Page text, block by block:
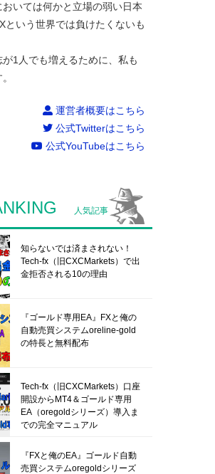
いては何かと立場の弱い日本
という世界では負けたくないも
が1人でも増えるために、私も
運営者概要はこちら
公式Twitterはこちら
公式YouTubeはこちら
人気記事
知らないでは済まされない！
Tech-fx（旧CXCMarkets）で出
金拒否される10の理由
『ゴールド専用EA』FXと俺の
自動売買システムoreline-gold
の特長と無料配布
Tech-fx（旧CXCMarkets）口座
開設からMT4＆ゴールド専用
EA（oregoldシリーズ）導入ま
での完全マニュアル
『FXと俺のEA』ゴールド自動
売買システムoregoldシリーズ